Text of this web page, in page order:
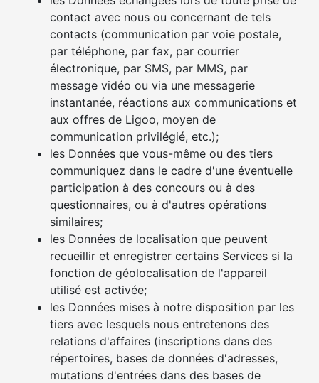
contact avec nous ou concernant de tels
contacts (communication par voie postale,
par téléphone, par fax, par courrier
électronique, par SMS, par MMS, par
message vidéo ou via une messagerie
instantanée, réactions aux communications et
aux offres de Ligoo, moyen de
communication privilégié, etc.);
les Données que vous-même ou des tiers
communiquez dans le cadre d'une éventuelle
participation à des concours ou à des
questionnaires, ou à d'autres opérations
similaires;
les Données de localisation que peuvent
recueillir et enregistrer certains Services si la
fonction de géolocalisation de l'appareil
utilisé est activée;
les Données mises à notre disposition par les
tiers avec lesquels nous entretenons des
relations d'affaires (inscriptions dans des
répertoires, bases de données d'adresses,
mutations d'entrées dans des bases de